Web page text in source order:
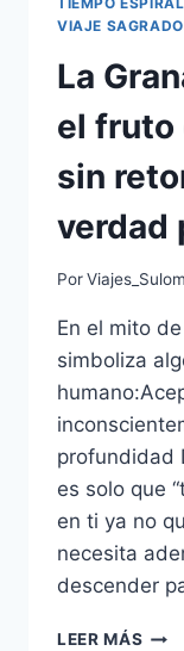
VIAJE SAGRADO
La
el fruto
sin
verdad
Por
En el mito
simboliza
profundidad
es solo que
en ti ya no
necesita
descender
LEER MÁS